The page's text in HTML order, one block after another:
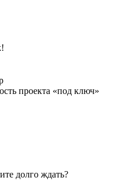
проекта «под ключ»
долго ждать?